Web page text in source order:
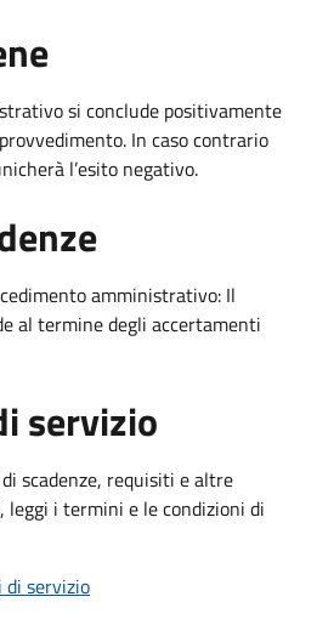
si conclude positivamente
In caso contrario
l’esito negativo.
amministrativo: Il
al termine degli accertamenti
servizio
scadenze, requisiti e altre
i termini e le condizioni di
di servizio